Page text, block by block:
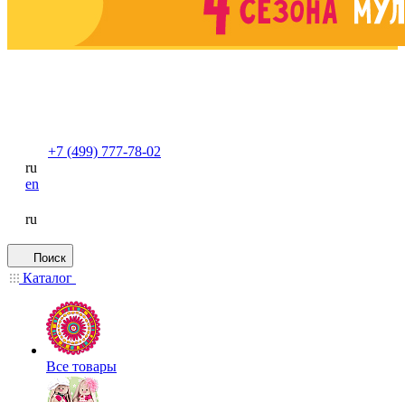
+7 (499) 777-78-02
ru
en
ru
Поиск
Каталог
Все товары